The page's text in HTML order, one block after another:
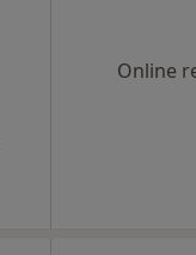
Online